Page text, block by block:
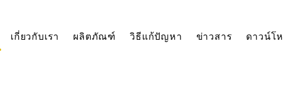
เกี่ยวกับเรา ผลิตภัณฑ์ วิธีแก้ปัญหา ข่าวสาร ดาวน์โ